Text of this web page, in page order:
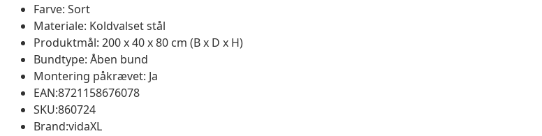
Farve: Sort
Materiale: Koldvalset stål
Produktmål: 200 x 40 x 80 cm (B x D x H)
Bundtype: Åben bund
Montering påkrævet: Ja
EAN:8721158676078
SKU:860724
Brand:vidaXL